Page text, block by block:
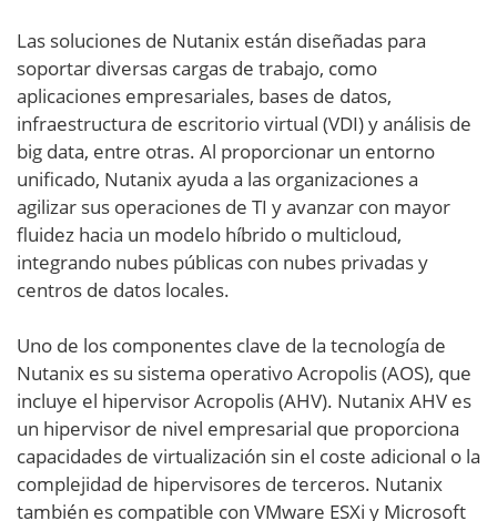
Las soluciones de Nutanix están diseñadas para
soportar diversas cargas de trabajo, como
aplicaciones empresariales, bases de datos,
infraestructura de escritorio virtual (VDI) y análisis de
big data, entre otras. Al proporcionar un entorno
unificado, Nutanix ayuda a las organizaciones a
agilizar sus operaciones de TI y avanzar con mayor
fluidez hacia un modelo híbrido o multicloud,
integrando nubes públicas con nubes privadas y
centros de datos locales.
Uno de los componentes clave de la tecnología de
Nutanix es su sistema operativo Acropolis (AOS), que
incluye el hipervisor Acropolis (AHV). Nutanix AHV es
un hipervisor de nivel empresarial que proporciona
capacidades de virtualización sin el coste adicional o la
complejidad de hipervisores de terceros. Nutanix
también es compatible con VMware ESXi y Microsoft